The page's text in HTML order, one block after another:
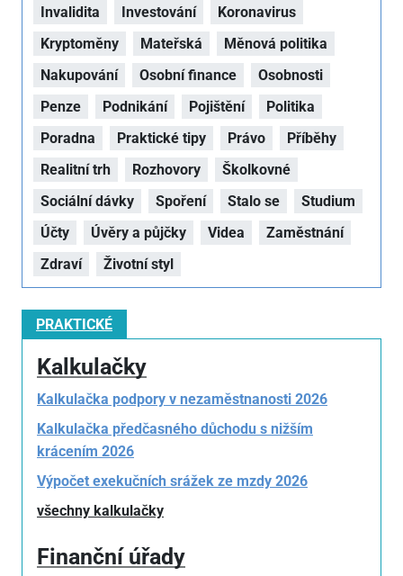
Invalidita Investování
Koronavirus
Kryptoměny
Mateřská
Měnová politika
Nakupování
Osobní finance
Osobnosti
Penze
Podnikání Pojištění
Politika
Poradna
Praktické tipy Právo
Příběhy
Realitní trh
Rozhovory
Školkovné
Sociální dávky
Spoření Stalo se
Studium
Účty
Úvěry a půjčky Videa
Zaměstnání
Zdraví
Životní styl
PRAKTICKÉ
Kalkulačky
Kalkulačka podpory v nezaměstnanosti 2026
Kalkulačka předčasného důchodu s nižším
krácením 2026
Výpočet exekučních srážek ze mzdy 2026
všechny kalkulačky
Finanční úřady